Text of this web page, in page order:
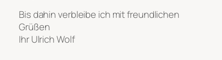
Bis dahin verbleibe ich mit freundlichen
Grüßen
Ihr Ulrich Wolf